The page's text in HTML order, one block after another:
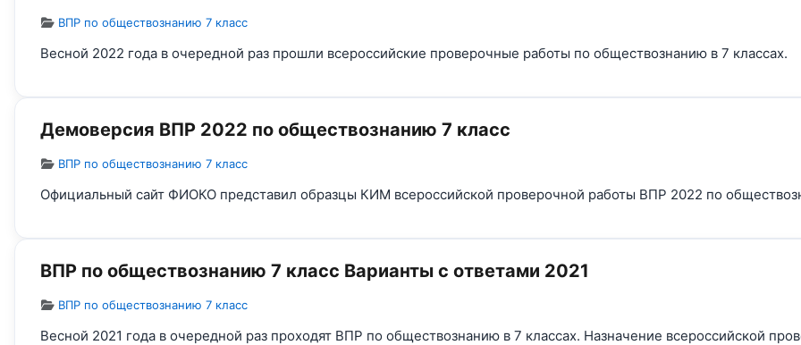
Информация о материале
ВПР по обществознанию 7 класс
Весной 2022 года в очередной раз прошли всероссийские проверочные работы по обществознанию в 7 классах.
Демоверсия ВПР 2022 по обществознанию 7 класс
Информация о материале
ВПР по обществознанию 7 класс
Официальный сайт ФИОКО представил образцы КИМ всероссийской проверочной работы ВПР 2022 по
ВПР по обществознанию 7 класс Варианты с ответами 2021
Информация о материале
ВПР по обществознанию 7 класс
Весной 2021 года в очередной раз проходят ВПР по обществознанию в 7 классах. Назначение всероссийской